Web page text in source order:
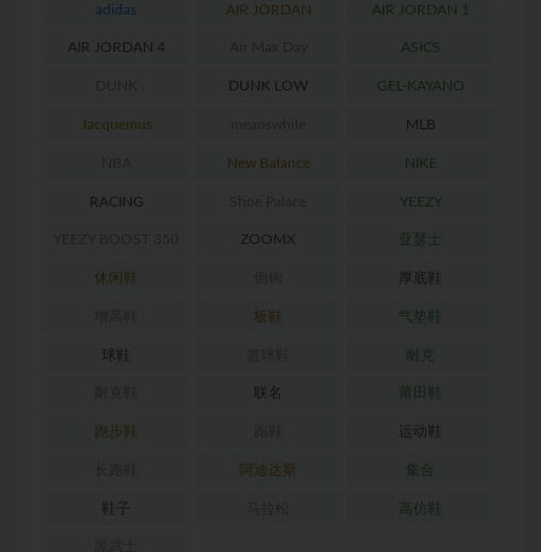
adidas AIR JORDAN AIR JORDAN 1
AIR JORDAN 4 ASICS
DUNK LOW GEL-KAYANO
Jacquemus MLB
New Balance NIKE
RACING YEEZY
ZOOMX 亚瑟士
休闲鞋 厚底鞋
板鞋 气垫鞋
球鞋 耐克
联名 莆田鞋
跑步鞋 运动鞋
阿迪达斯 集合
鞋子 高仿鞋